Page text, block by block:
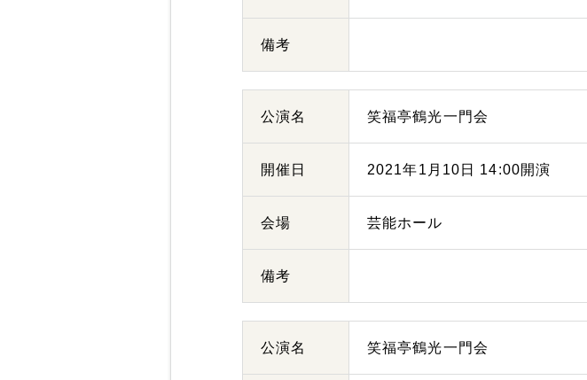
備考
公演名 笑福亭鶴光一門会
開催日 2021年1月10日 14:00開演
会場 芸能ホール
備考
公演名 笑福亭鶴光一門会